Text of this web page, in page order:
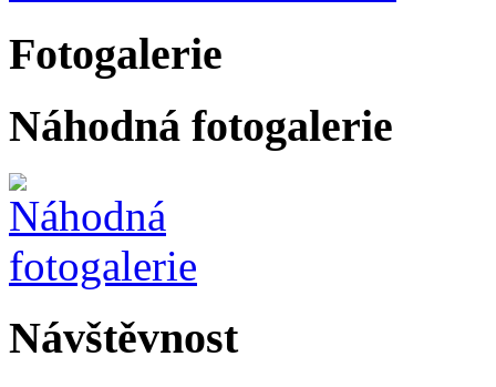
Fotogalerie
Náhodná fotogalerie
Návštěvnost